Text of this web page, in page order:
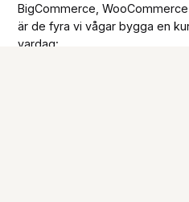
BigCommerce,
är de fyra vi vågar bygga en
vardag: